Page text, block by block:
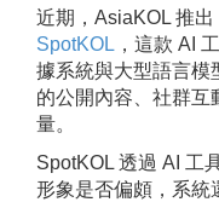
近期，AsiaKOL 推
SpotKOL ，這款 AI
據系統與大型語言模
的公開內容、社群互
量。
SpotKOL 透過 AI 工
形象是否偏頗，系統